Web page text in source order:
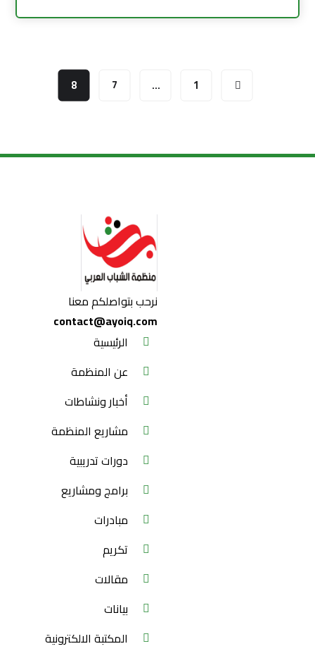
1
…
7
8
نرحب بتواصلكم معنا
contact@ayoiq.com
الرئيسية
عن المنظمة
أخبار ونشاطات
مشاريع المنظمة
دورات تدريبية
برامج ومشاريع
مبادرات
تكريم
مقالات
بيانات
المكتبة الالكترونية